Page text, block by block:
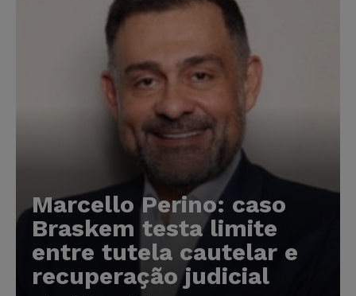
Marcello Perino: caso
Braskem testa limite
entre tutela cautelar e
recuperação judicial